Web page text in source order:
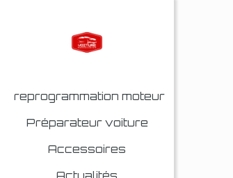
reprogrammation moteur
Préparateur voiture
Accessoires